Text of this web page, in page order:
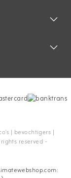
| bevochtigers |
reserved -